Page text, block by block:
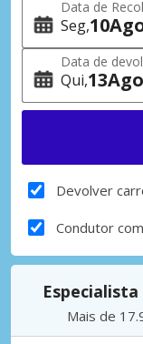
Data de
Seg 10
Data de
Qui 13Ago
Devolver
Condutor
Mais de